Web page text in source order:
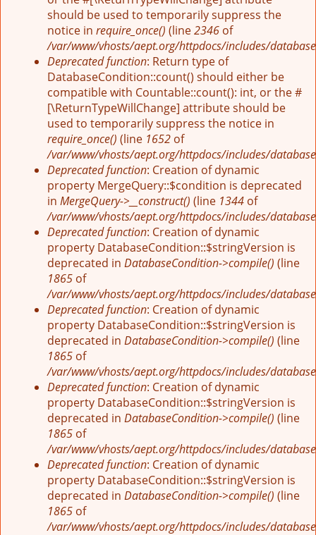
should be used to temporarily suppress the
notice in require_once() (line2346 of
/var/www/vhosts/aept.org/httpdocs/includes/
Deprecated function: Return type of
DatabaseCondition::count() should either be
compatible with Countable::count(): int, or the #
[\ReturnTypeWillChange] attribute should be
used to temporarily suppress the notice in
require_once() (line 1652 of
/var/www/vhosts/aept.org/httpdocs/includes/
Deprecated function: Creation of dynamic
property MergeQuery::$condition is deprecated
in MergeQuery->__construct() (line 1344 of
/var/www/vhosts/aept.org/httpdocs/includes/
Deprecated function: Creation of dynamic
property DatabaseCondition::$stringVersion is
deprecated in DatabaseCondition->compile() (line
1865 of
/var/www/vhosts/aept.org/httpdocs/includes/
Deprecated function: Creation of dynamic
property DatabaseCondition::$stringVersion is
deprecated in DatabaseCondition->compile() (line
1865 of
/var/www/vhosts/aept.org/httpdocs/includes/
Deprecated function: Creation of dynamic
property DatabaseCondition::$stringVersion is
deprecated in DatabaseCondition->compile() (line
1865 of
/var/www/vhosts/aept.org/httpdocs/includes/
Deprecated function: Creation of dynamic
property DatabaseCondition::$stringVersion is
deprecated in DatabaseCondition->compile() (line
1865 of
/var/www/vhosts/aept.org/httpdocs/includes/